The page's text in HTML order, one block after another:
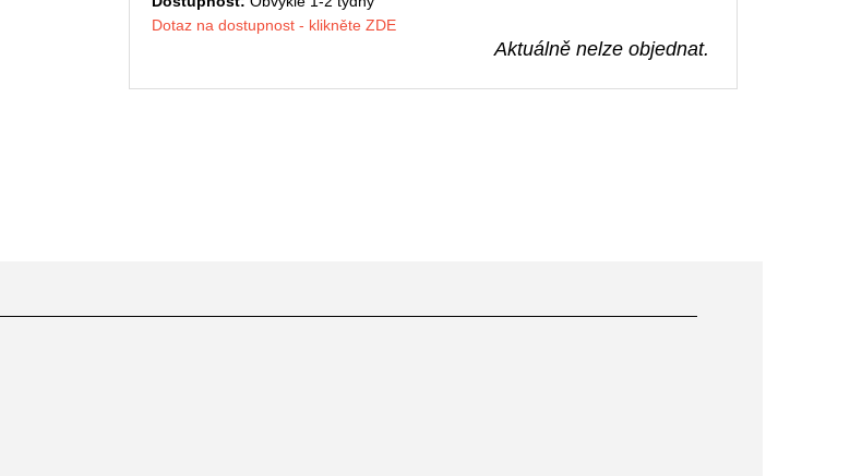
Dotaz na dostupnost - klikněte ZDE
Aktuálně nelze objednat.